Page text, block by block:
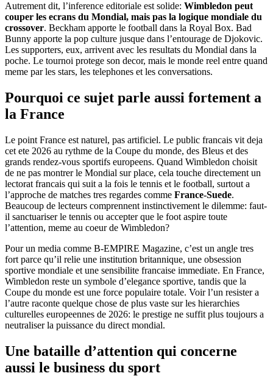
Autrement dit, l’inference editoriale est solide: Wimbledon peut
couper les ecrans du Mondial, mais pas la logique mondiale du
crossover. Beckham apporte le football dans la Royal Box. Bad
Bunny apporte la pop culture jusque dans l’entourage de Djokovic.
Les supporters, eux, arrivent avec les resultats du Mondial dans la
poche. Le tournoi protege son decor, mais le monde reel entre quand
meme par les stars, les telephones et les conversations.
Pourquoi ce sujet parle aussi fortement a
la France
Le point France est naturel, pas artificiel. Le public francais vit deja
cet ete 2026 au rythme de la Coupe du monde, des Bleus et des
grands rendez-vous sportifs europeens. Quand Wimbledon choisit
de ne pas montrer le Mondial sur place, cela touche directement un
lectorat francais qui suit a la fois le tennis et le football, surtout a
l’approche de matches tres regardes comme France-Suede.
Beaucoup de lecteurs comprennent instinctivement le dilemme: faut-
il sanctuariser le tennis ou accepter que le foot aspire toute
l’attention, meme au coeur de Wimbledon?
Pour un media comme B-EMPIRE Magazine, c’est un angle tres
fort parce qu’il relie une institution britannique, une obsession
sportive mondiale et une sensibilite francaise immediate. En France,
Wimbledon reste un symbole d’elegance sportive, tandis que la
Coupe du monde est une force populaire totale. Voir l’un resister a
l’autre raconte quelque chose de plus vaste sur les hierarchies
culturelles europeennes de 2026: le prestige ne suffit plus toujours a
neutraliser la puissance du direct mondial.
Une bataille d’attention qui concerne
aussi le business du sport